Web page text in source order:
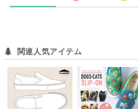
関連人気アイテム